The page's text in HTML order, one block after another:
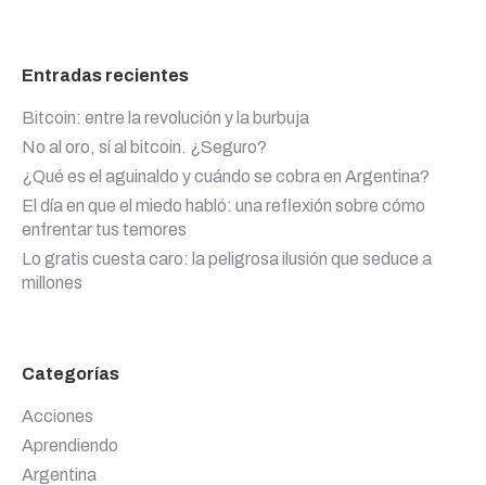
Entradas recientes
Bitcoin: entre la revolución y la burbuja
No al oro, sí al bitcoin. ¿Seguro?
¿Qué es el aguinaldo y cuándo se cobra en Argentina?
El día en que el miedo habló: una reflexión sobre cómo
enfrentar tus temores
Lo gratis cuesta caro: la peligrosa ilusión que seduce a
millones
Categorías
Acciones
Aprendiendo
Argentina